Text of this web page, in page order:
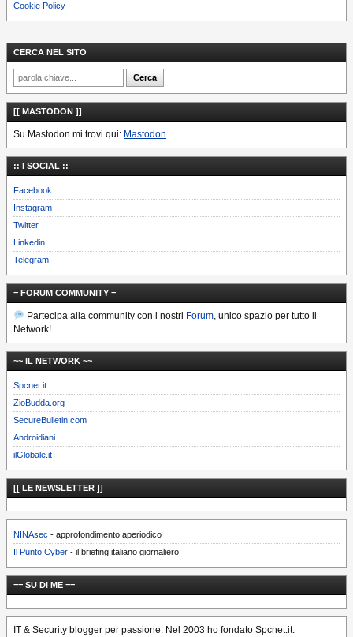
Cookie Policy
CERCA NEL SITO
[[ MASTODON ]]
Su Mastodon mi trovi qui: Mastodon
:: I SOCIAL ::
Facebook
Instagram
Twitter
Linkedin
Telegram
= FORUM COMMUNITY =
Partecipa alla community con i nostri Forum, unico spazio per tutto il
Network!
~~ IL NETWORK ~~
Spcnet.it
ZioBudda.org
SecureBulletin.com
Androidiani
ilGlobale.it
[[ LE NEWSLETTER ]]
NINAsec - approfondimento aperiodico
Il Punto Cyber - il briefing italiano giornaliero
== SU DI ME ==
IT & Security blogger per passione. Nel 2003 ho fondato Spcnet.it.